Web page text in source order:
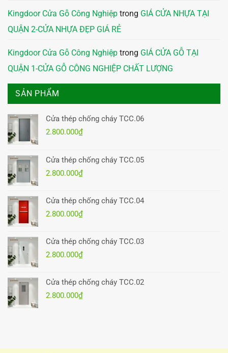
Kingdoor Cửa Gỗ Công Nghiệp trong GIÁ CỬA NHỰA TẠI
QUẬN 2-CỬA NHỰA ĐẸP GIÁ RẺ
Kingdoor Cửa Gỗ Công Nghiệp trong GIÁ CỬA GỖ TẠI
QUẬN 1-CỬA GỖ CÔNG NGHIỆP CHẤT LƯỢNG
SẢN PHẨM
Cửa thép chống cháy TCC.06
2.800.000₫
Cửa thép chống cháy TCC.05
2.800.000₫
Cửa thép chống cháy TCC.04
2.800.000₫
Cửa thép chống cháy TCC.03
2.800.000₫
Cửa thép chống cháy TCC.02
2.800.000₫